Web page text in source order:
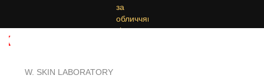
W. SKIN LABORATORY